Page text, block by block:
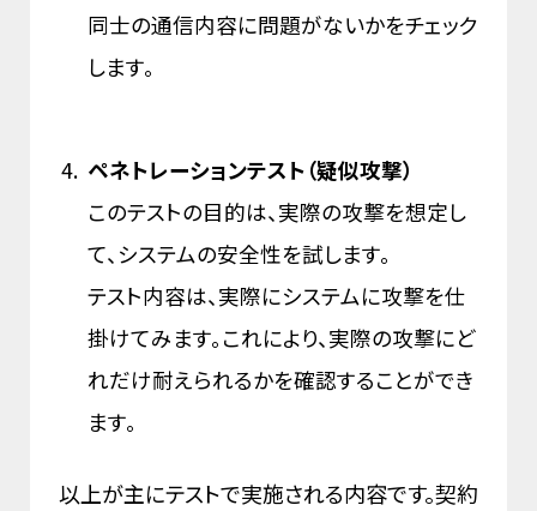
同士の通信内容に問題がないかをチェック
します。
ペネトレーションテスト（疑似攻撃）
このテストの目的は、実際の攻撃を想定し
て、システムの安全性を試します。
テスト内容は、実際にシステムに攻撃を仕
掛けてみます。これにより、実際の攻撃にど
れだけ耐えられるかを確認することができ
ます。
以上が主にテストで実施される内容です。契約